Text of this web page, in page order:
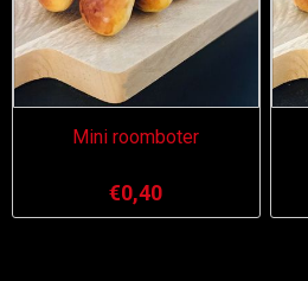
Mini roomboter
€0,40